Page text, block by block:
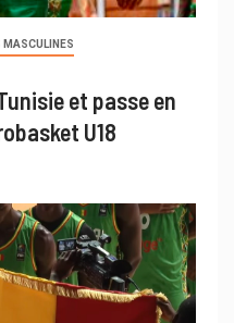
MASCULINES
et passe en
U18